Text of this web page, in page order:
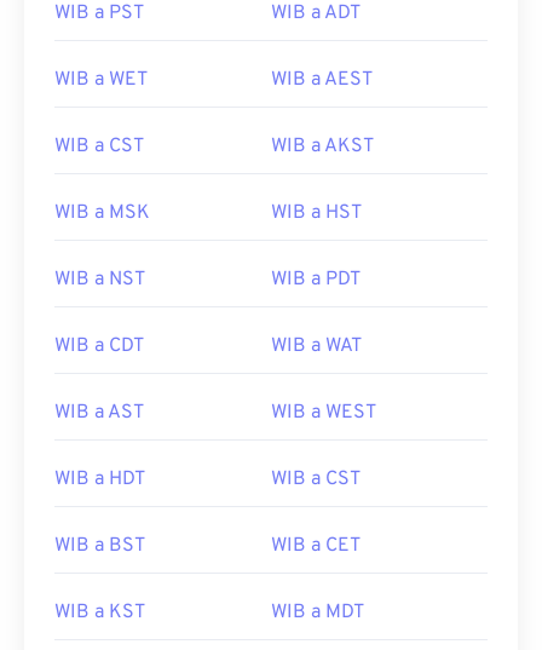
WIB a PST WIB a ADT
WIB a WET WIB a AEST
WIB a CST WIB a AKST
WIB a MSK WIB a HST
WIB a NST WIB a PDT
WIB a CDT WIB a WAT
WIB a AST WIB a WEST
WIB a HDT WIB a CST
WIB a BST WIB a CET
WIB a KST WIB a MDT